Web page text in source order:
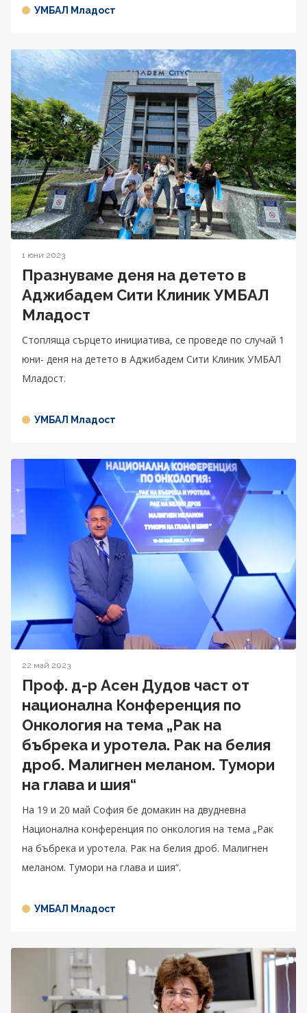
УМБАЛ Младост
1 юни 2023
Празнуваме деня на детето в
Аджибадем Сити Клиник УМБАЛ
Младост
Стопляща сърцето инициатива, се проведе по случай 1
юни- деня на детето в Аджибадем Сити Клиник УМБАЛ
Младост.
УМБАЛ Младост
22 май 2023
Проф. д-р Асен Дудов част от
национална Конференция по
Онкология на тема „Рак на
бъбрека и уротела. Рак на белия
дроб. Малигнен меланом. Тумори
на глава и шия“
На 19 и 20 май София бе домакин на двудневна
Национална конференция по онкология на тема „Рак
на бъбрека и уротела. Рак на белия дроб. Малигнен
меланом. Тумори на глава и шия“.
УМБАЛ Младост